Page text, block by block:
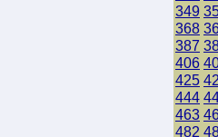
349
368
387
406
425
444
463
482